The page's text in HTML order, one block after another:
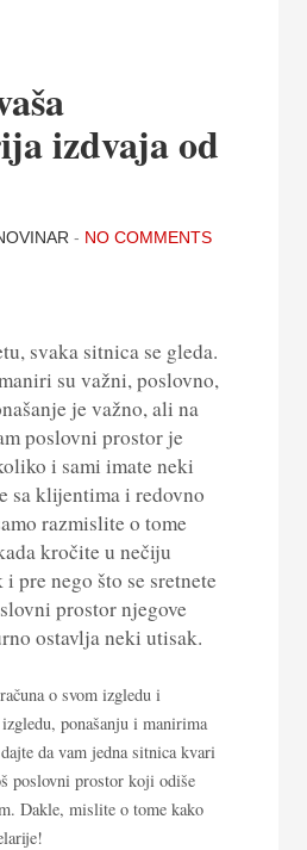
izdvaja od
- NO COMMENTS
svaka sitnica se gleda.
su važni, poslovno,
je važno, ali na
poslovni prostor je
i sami imate neki
sa klijentima i redovno
razmislite o tome
kročite u nečiju
pre nego što se sretnete
prostor njegove
ostavlja neki utisak.
o svom izgledu i
ponašanju i manirima
da vam jedna sitnica kvari
poslovni prostor koji odiše
Dakle, mislite o tome kako